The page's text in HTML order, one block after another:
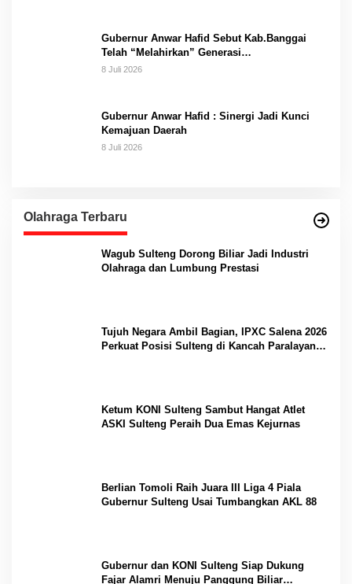
Gubernur Anwar Hafid Sebut Kab.Banggai
Telah “Melahirkan” Generasi…
8 Juli 2026
Gubernur Anwar Hafid : Sinergi Jadi Kunci
Kemajuan Daerah
8 Juli 2026
Olahraga Terbaru
Wagub Sulteng Dorong Biliar Jadi Industri
Olahraga dan Lumbung Prestasi
Tujuh Negara Ambil Bagian, IPXC Salena 2026
Perkuat Posisi Sulteng di Kancah Paralayang
Ketum KONI Sulteng Sambut Hangat Atlet
ASKI Sulteng Peraih Dua Emas Kejurnas
Berlian Tomoli Raih Juara III Liga 4 Piala
Gubernur Sulteng Usai Tumbangkan AKL 88
Gubernur dan KONI Sulteng Siap Dukung
Fajar Alamri Menuju Panggung Biliar